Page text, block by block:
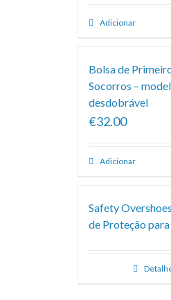
Adicionar
Bolsa de
Socorros –
desdobrável
€32.00
Adicionar
Safety
de Proteção